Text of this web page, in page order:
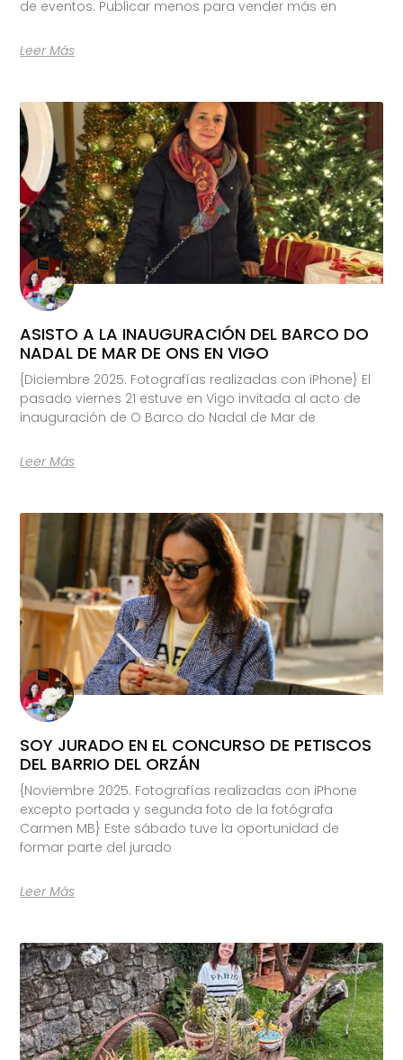
de eventos: Publicar menos para vender más en
Leer Más
ASISTO A LA INAUGURACIÓN DEL BARCO DO
NADAL DE MAR DE ONS EN VIGO
{Diciembre 2025. Fotografías realizadas con iPhone} El
pasado viernes 21 estuve en Vigo invitada al acto de
inauguración de O Barco do Nadal de Mar de
Leer Más
SOY JURADO EN EL CONCURSO DE PETISCOS
DEL BARRIO DEL ORZÁN
{Noviembre 2025. Fotografías realizadas con iPhone
excepto portada y segunda foto de la fotógrafa
Carmen MB} Este sábado tuve la oportunidad de
formar parte del jurado
Leer Más